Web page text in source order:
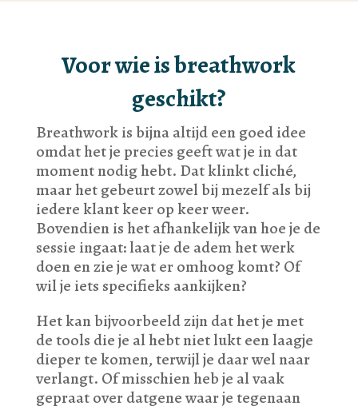
Voor wie is breathwork
geschikt?
Breathwork is bijna altijd een goed idee
omdat het je precies geeft wat je in dat
moment nodig hebt. Dat klinkt cliché,
maar het gebeurt zowel bij mezelf als bij
iedere klant keer op keer weer.
Bovendien is het afhankelijk van hoe je de
sessie ingaat: laat je de adem het werk
doen en zie je wat er omhoog komt? Of
wil je iets specifieks aankijken?
Het kan bijvoorbeeld zijn dat het je met
de tools die je al hebt niet lukt een laagje
dieper te komen, terwijl je daar wel naar
verlangt. Of misschien heb je al vaak
gepraat over datgene waar je tegenaan